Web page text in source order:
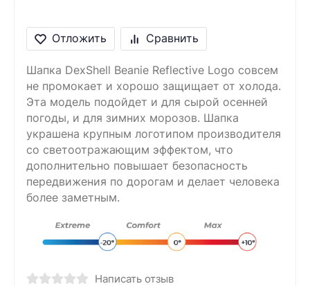
Отложить Сравнить
Шапка DexShell Beanie Reflective Logo совсем
не промокает и хорошо защищает от холода.
Эта модель подойдет и для сырой осенней
погоды, и для зимних морозов. Шапка
украшена крупным логотипом производителя
со светоотражающим эффектом, что
дополнительно повышает безопасность
передвижения по дорогам и делает человека
более заметным.
Написать отзыв